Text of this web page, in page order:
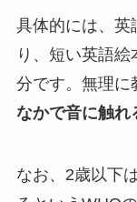
具体的には、英
り、短い英語
分です。無理に
なかで音に触れ
なお、2歳以下